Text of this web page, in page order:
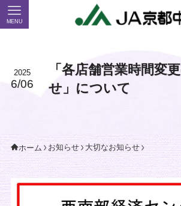
MENU
「各店舗営業時間変
せ」について
2025
6/06
ホーム お知らせ 大切なお知らせ